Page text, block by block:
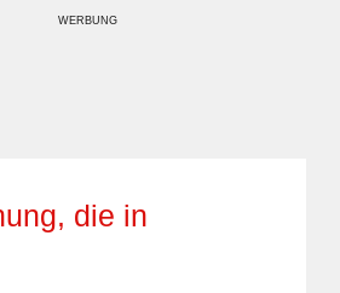
WERBUNG